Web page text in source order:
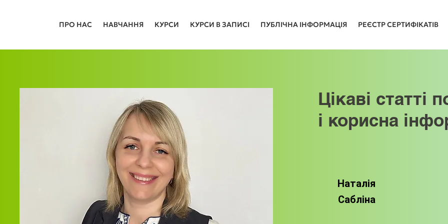
ПРО НАС НАВЧАННЯ КУРСИ КУРСИ В ЗАПИСІ ПУБЛІЧНА ІНФОРМАЦІЯ РЕЄСТР СЕРТИФІКАТІВ
Цікаві статті
Цікаві статті
і корисна
Наталія
Сабліна